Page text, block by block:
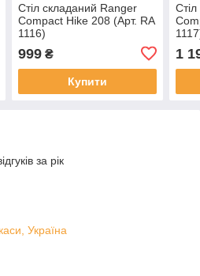
Стіл складаний Ranger
Compact Hike 208 (Арт. RA
1116)
999₴
Купити
1
за рік
Україна